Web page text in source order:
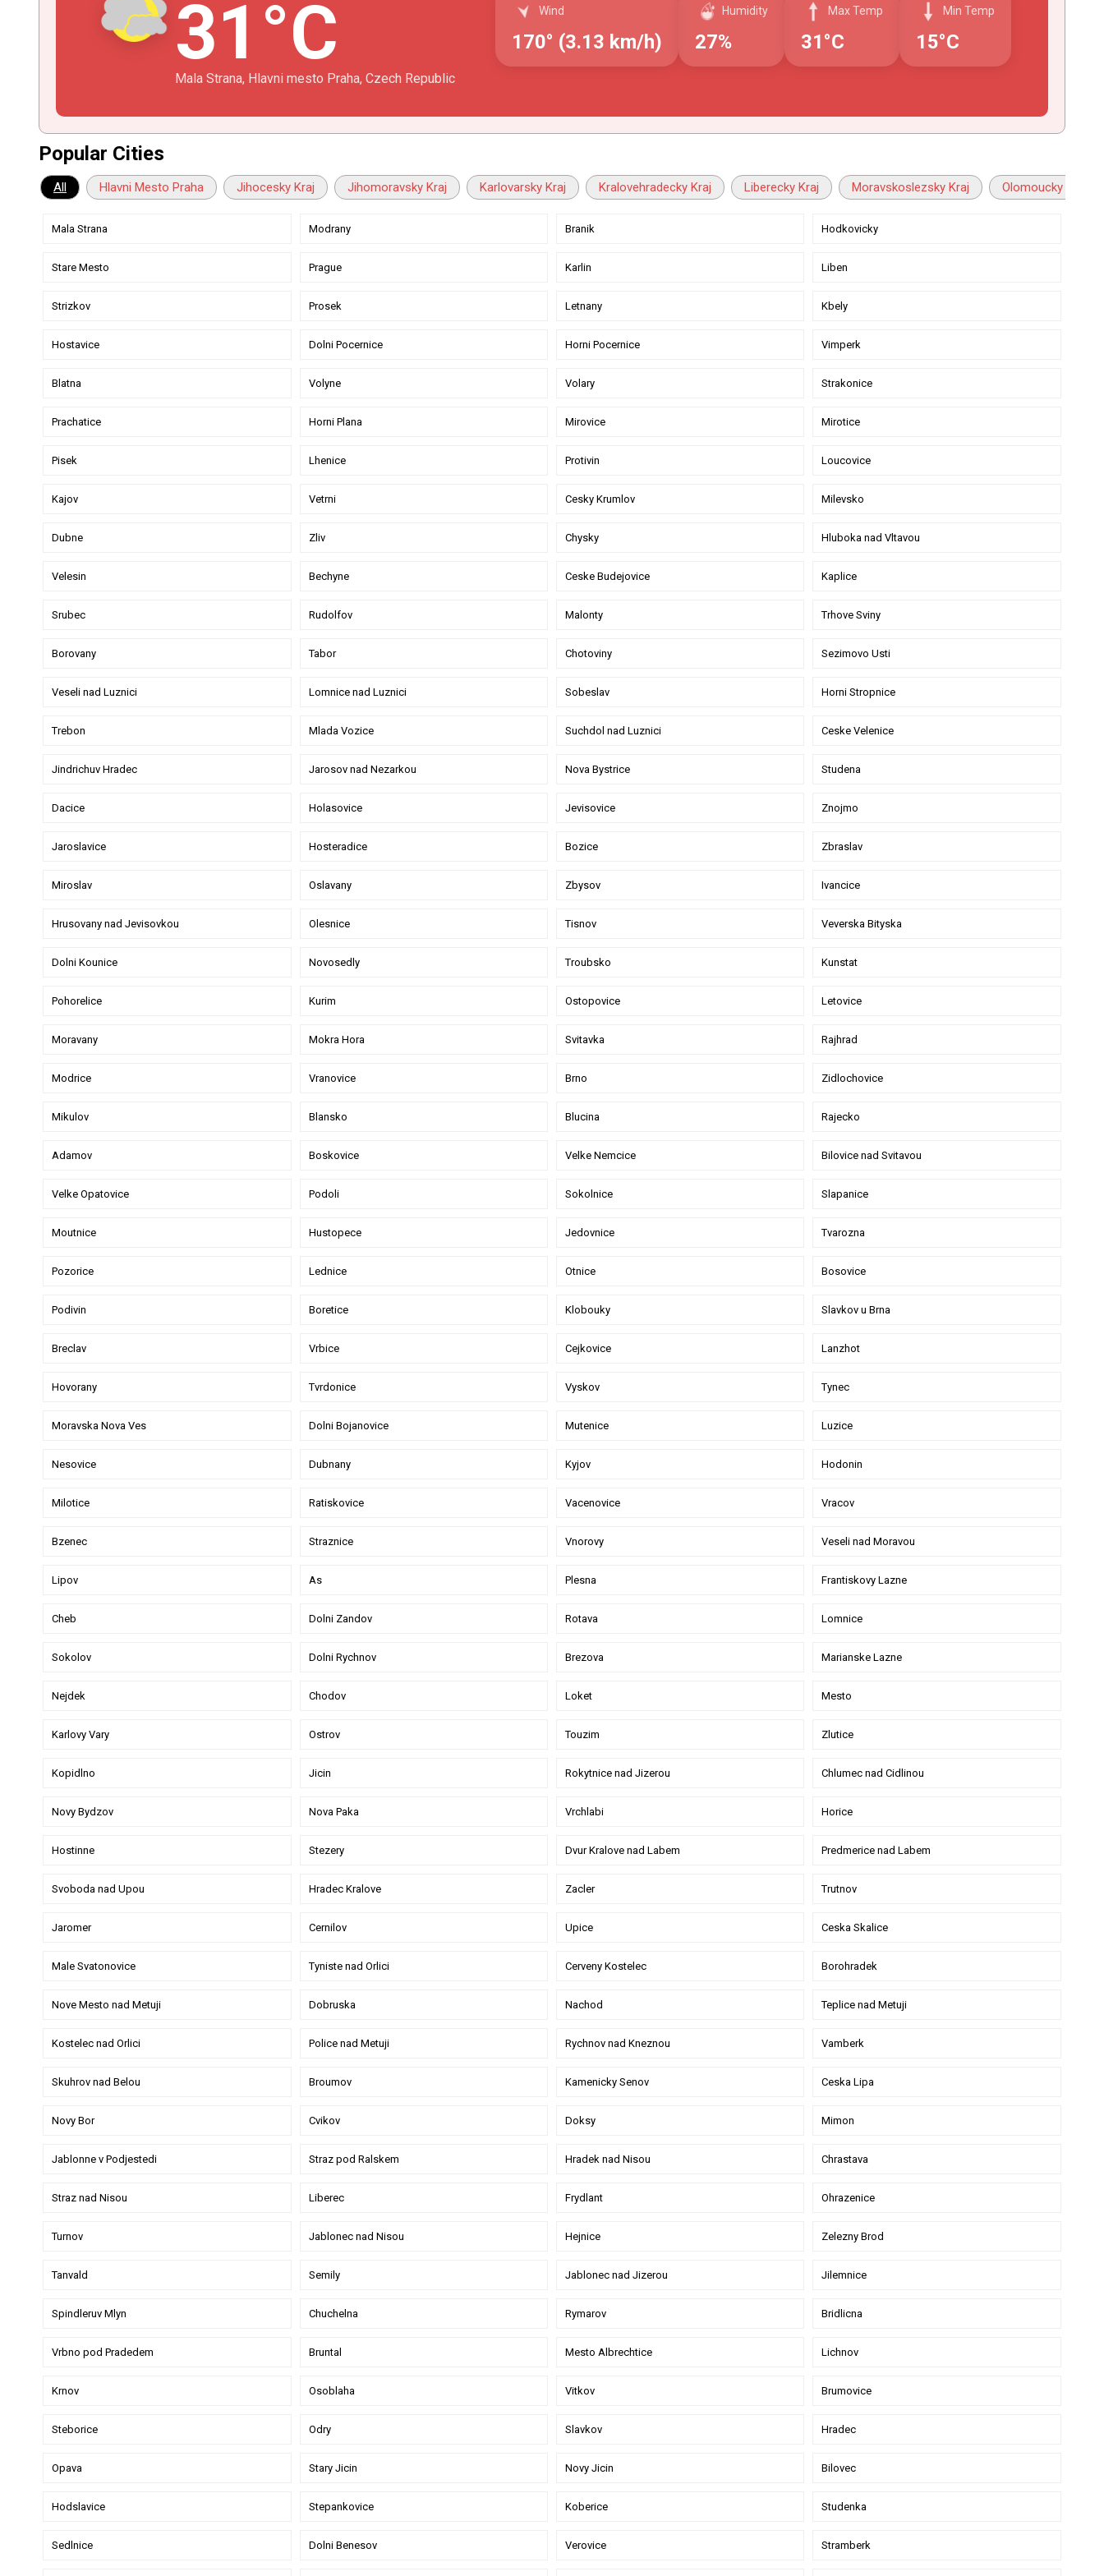
31°C
Mala Strana, Hlavni mesto Praha, Czech Republic
Wind
170° (3.13 km/h)
Humidity
27%
Max Temp
31°C
Min Temp
15°C
Popular Cities
All Hlavni Mesto Praha Jihocesky Kraj Jihomoravsky Kraj Karlovarsky Kraj Kralovehradecky Kraj Liberecky Kraj Moravskoslezsky Kraj Olomoucky Kraj
Mala Strana Modrany Branik Hodkovicky
Stare Mesto Prague Karlin Liben
Strizkov Prosek Letnany Kbely
Hostavice Dolni Pocernice Horni Pocernice Vimperk
Blatna Volyne Volary Strakonice
Prachatice Horni Plana Mirovice Mirotice
Pisek Lhenice Protivin Loucovice
Kajov Vetrni Cesky Krumlov Milevsko
Dubne Zliv Chysky Hluboka nad Vltavou
Velesin Bechyne Ceske Budejovice Kaplice
Srubec Rudolfov Malonty Trhove Sviny
Borovany Tabor Chotoviny Sezimovo Usti
Veseli nad Luznici Lomnice nad Luznici Sobeslav Horni Stropnice
Trebon Mlada Vozice Suchdol nad Luznici Ceske Velenice
Jindrichuv Hradec Jarosov nad Nezarkou Nova Bystrice Studena
Dacice Holasovice Jevisovice Znojmo
Jaroslavice Hosteradice Bozice Zbraslav
Miroslav Oslavany Zbysov Ivancice
Hrusovany nad Jevisovkou Olesnice Tisnov Veverska Bityska
Dolni Kounice Novosedly Troubsko Kunstat
Pohorelice Kurim Ostopovice Letovice
Moravany Mokra Hora Svitavka Rajhrad
Modrice Vranovice Brno Zidlochovice
Mikulov Blansko Blucina Rajecko
Adamov Boskovice Velke Nemcice Bilovice nad Svitavou
Velke Opatovice Podoli Sokolnice Slapanice
Moutnice Hustopece Jedovnice Tvarozna
Pozorice Lednice Otnice Bosovice
Podivin Boretice Klobouky Slavkov u Brna
Breclav Vrbice Cejkovice Lanzhot
Hovorany Tvrdonice Vyskov Tynec
Moravska Nova Ves Dolni Bojanovice Mutenice Luzice
Nesovice Dubnany Kyjov Hodonin
Milotice Ratiskovice Vacenovice Vracov
Bzenec Straznice Vnorovy Veseli nad Moravou
Lipov As Plesna Frantiskovy Lazne
Cheb Dolni Zandov Rotava Lomnice
Sokolov Dolni Rychnov Brezova Marianske Lazne
Nejdek Chodov Loket Mesto
Karlovy Vary Ostrov Touzim Zlutice
Kopidlno Jicin Rokytnice nad Jizerou Chlumec nad Cidlinou
Novy Bydzov Nova Paka Vrchlabi Horice
Hostinne Stezery Dvur Kralove nad Labem Predmerice nad Labem
Svoboda nad Upou Hradec Kralove Zacler Trutnov
Jaromer Cernilov Upice Ceska Skalice
Male Svatonovice Tyniste nad Orlici Cerveny Kostelec Borohradek
Nove Mesto nad Metuji Dobruska Nachod Teplice nad Metuji
Kostelec nad Orlici Police nad Metuji Rychnov nad Kneznou Vamberk
Skuhrov nad Belou Broumov Kamenicky Senov Ceska Lipa
Novy Bor Cvikov Doksy Mimon
Jablonne v Podjestedi Straz pod Ralskem Hradek nad Nisou Chrastava
Straz nad Nisou Liberec Frydlant Ohrazenice
Turnov Jablonec nad Nisou Hejnice Zelezny Brod
Tanvald Semily Jablonec nad Jizerou Jilemnice
Spindleruv Mlyn Chuchelna Rymarov Bridlicna
Vrbno pod Pradedem Bruntal Mesto Albrechtice Lichnov
Krnov Osoblaha Vitkov Brumovice
Steborice Odry Slavkov Hradec
Opava Stary Jicin Novy Jicin Bilovec
Hodslavice Stepankovice Koberice Studenka
Sedlnice Dolni Benesov Verovice Stramberk